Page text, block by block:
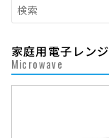
家庭用電子レンジ
Microwave